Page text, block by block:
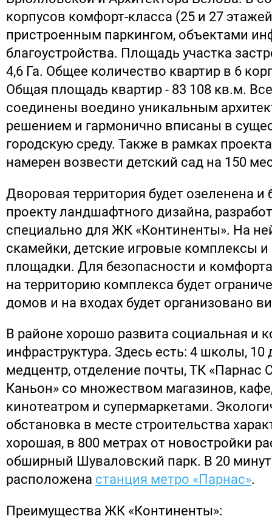
корпусов комфорт-класса (25 и 27
пристроенным паркингом, объектами
благоустройства. Площадь участка
4,6 Га. Общее количество квартир в 6
Общая площадь квартир - 83 108 кв.м.
соединены воедино уникальным
решением и гармонично вписаны в
городскую среду. Также в рамках
намерен возвести детский сад на 150
Дворовая территория будет озеленена и
проекту ландшафтного дизайна,
специально для ЖК «Континенты». На
скамейки, детские игровые комплексы
площадки. Для безопасности и
на территорию комплекса будет
домов и на входах будет организовано
В районе хорошо развита социальная и
инфраструктура. Здесь есть: 4 школы, 10
медцентр, отделение почты, ТК «Парнас
Каньон» со множеством магазинов,
кинотеатром и супермаркетами.
обстановка в месте строительства
хорошая, в 800 метрах от новостройки
обширный Шуваловский парк. В 20
расположена станция метро «Парнас».
Преимущества ЖК «Континенты»: